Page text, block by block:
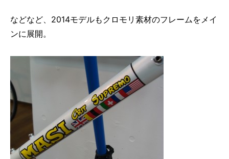
などなど、2014モデルもクロモリ素材のフレームをメイ
ンに展開。